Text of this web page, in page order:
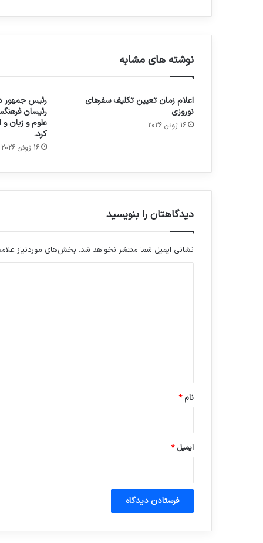
نوشته های مشابه
اعلام زمان تعیین تکلیف سفرهای
نوروزی
16 ژوئن 2026
رئیس جمهور
رئیسان
علوم و زبان
کرد.
16 ژوئن 2026
دیدگاهتان را بنویسید
نشانی ایمیل شما منتشر نخواهد شد. بخش‌های موردنیاز
نام*
ایمیل*